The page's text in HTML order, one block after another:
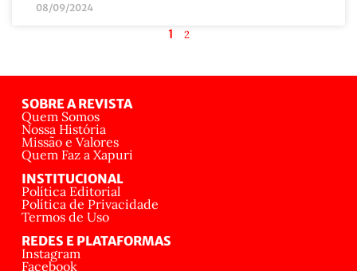
08/09/2024
1 2
SOBRE A REVISTA
Quem Somos
Nossa História
Missão e Valores
Quem Faz a Xapuri
INSTITUCIONAL
Política Editorial
Política de Privacidade
Termos de Uso
REDES E PLATAFORMAS
Instagram
Facebook